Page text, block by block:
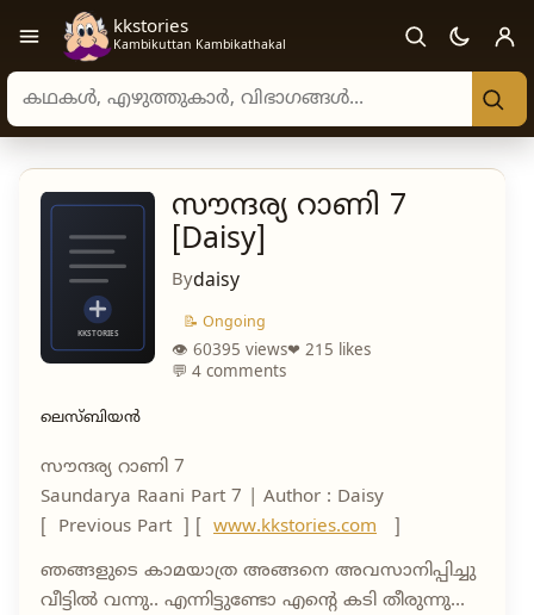
Open navigation menu
kkstories
Kambikuttan Kambikathakal
Search stories, authors, and categories
സൗന്ദര്യ റാണി 7
[Daisy]
Bydaisy
📝 Ongoing
👁 60395 views❤ 215 likes
💬 4 comments
ലെസ്ബിയൻ
സൗന്ദര്യ റാണി 7
Saundarya Raani Part 7 | Author : Daisy
[ Previous Part ] [ www.kkstories.com
ഞങ്ങളുടെ കാമയാത്ര അങ്ങനെ അവസാനിപ്പിച്ചു
വീട്ടിൽ വന്നു.. എന്നിട്ടുണ്ടോ എന്റെ കടി തീരുന്നു...